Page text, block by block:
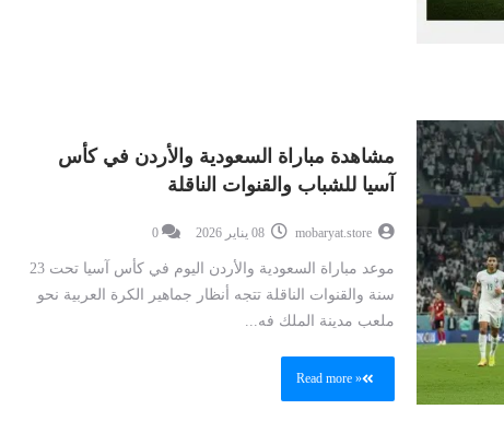
مشاهدة مباراة السعودية والأردن في كأس
آسيا للشباب والقنوات الناقلة
mobaryat.store 08 يناير 2026 0
موعد مباراة السعودية والأردن اليوم في كأس آسيا تحت 23
سنة والقنوات الناقلة تتجه أنظار جماهير الكرة العربية نحو
ملعب مدينة الملك فه...
Read more »